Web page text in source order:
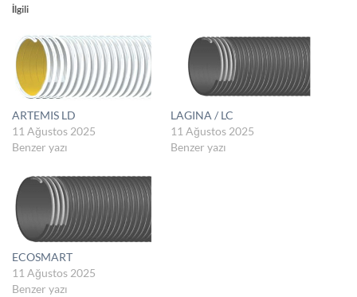
İlgili
ARTEMIS LD
11 Ağustos 2025
Benzer yazı
LAGINA / LC
11 Ağustos 2025
Benzer yazı
ECOSMART
11 Ağustos 2025
Benzer yazı